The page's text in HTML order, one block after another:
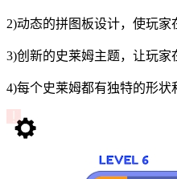
2)动态的拼图板设计，使玩家
3)创新的史莱姆主题，让玩家
4)每个史莱姆都有独特的形状